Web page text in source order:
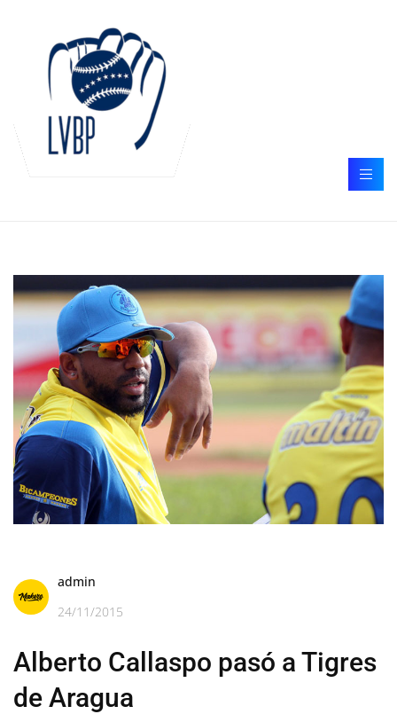
admin
24/11/2015
Alberto Callaspo pasó a Tigres
de Aragua